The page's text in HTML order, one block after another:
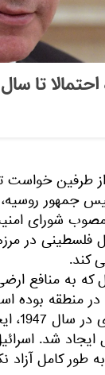
سال 2025 ادامه دارد
از طرفین
جمهور
شورای
کند.
که به منافع
منطقه بوده
فعال
ایجاد شد.
کامل آزاد